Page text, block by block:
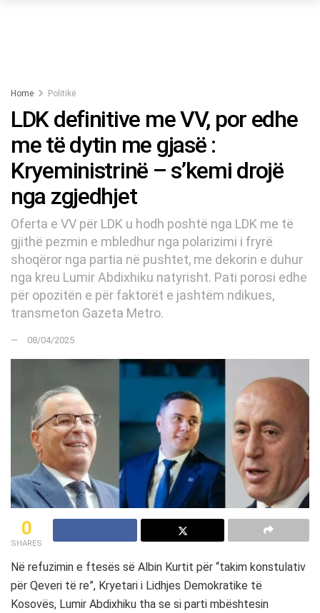
Home Politikë
LDK definitive me VV, por edhe
me të dytin me gjasë :
Kryeministrinë – s’kemi drojë
nga zgjedhjet
Oferta e VV për LDK u hodh poshtë nga LDK me të
gjithë pezmin e mbledhur nga polarizimi i fryrë
shoqëror nga partia në pushtet, me dekorin e duhur
nga kreu Lumir Abdixhiku natyrisht. Pati porosi edhe
për opozitën e për faktorët e jashtëm ndikues,
transmeton Gazeta Metro.
08/04/2025
0
SHARES
Në refuzimin e ftesës së Albin Kurtit për “takim konstulativ
për Qeveri të re”, Kryetari i Lidhjes Demokratike të
Kosovës, Lumir Abdixhiku tha se si parti mbështesin